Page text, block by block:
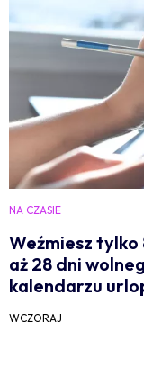
NA CZASIE
Weźmiesz tylko
aż 28 dni
kalendarzu
WCZORAJ